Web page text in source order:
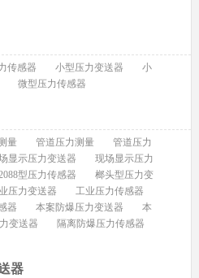
传感器 小型压力变送器
小
微型压力传感器
量 管道压力测量
管道压力
显示压力变送器
现场显示压力
型压力传感器
榔头型压力变
压力变送器
工业压力传感器
器 本案防爆压力变送器
本
变送器
隔离防爆压力传感器
器